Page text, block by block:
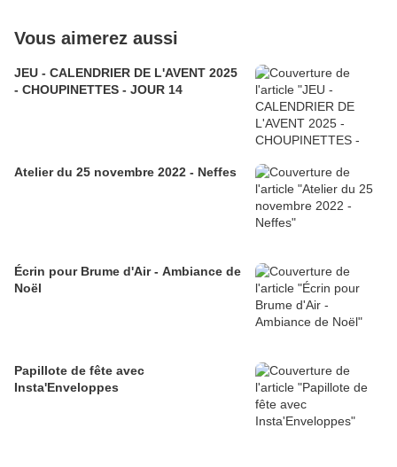
Vous aimerez aussi
JEU - CALENDRIER DE L'AVENT 2025
- CHOUPINETTES - JOUR 14
Atelier du 25 novembre 2022 - Neffes
Écrin pour Brume d'Air - Ambiance de
Noël
Papillote de fête avec
Insta'Enveloppes